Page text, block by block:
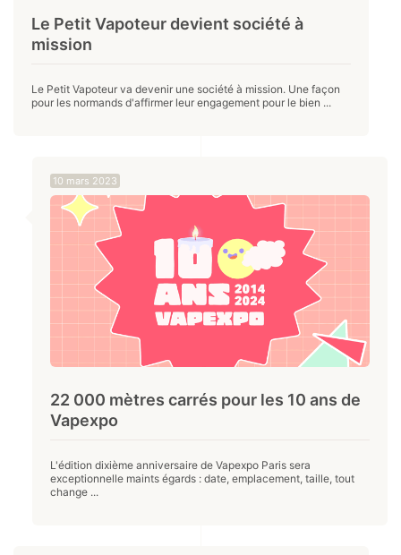
Le Petit Vapoteur devient société à
mission
Le Petit Vapoteur va devenir une société à mission. Une façon
pour les normands d'affirmer leur engagement pour le bien ...
10 mars 2023
22 000 mètres carrés pour les 10 ans de
Vapexpo
L'édition dixième anniversaire de Vapexpo Paris sera
exceptionnelle maints égards : date, emplacement, taille, tout
change ...